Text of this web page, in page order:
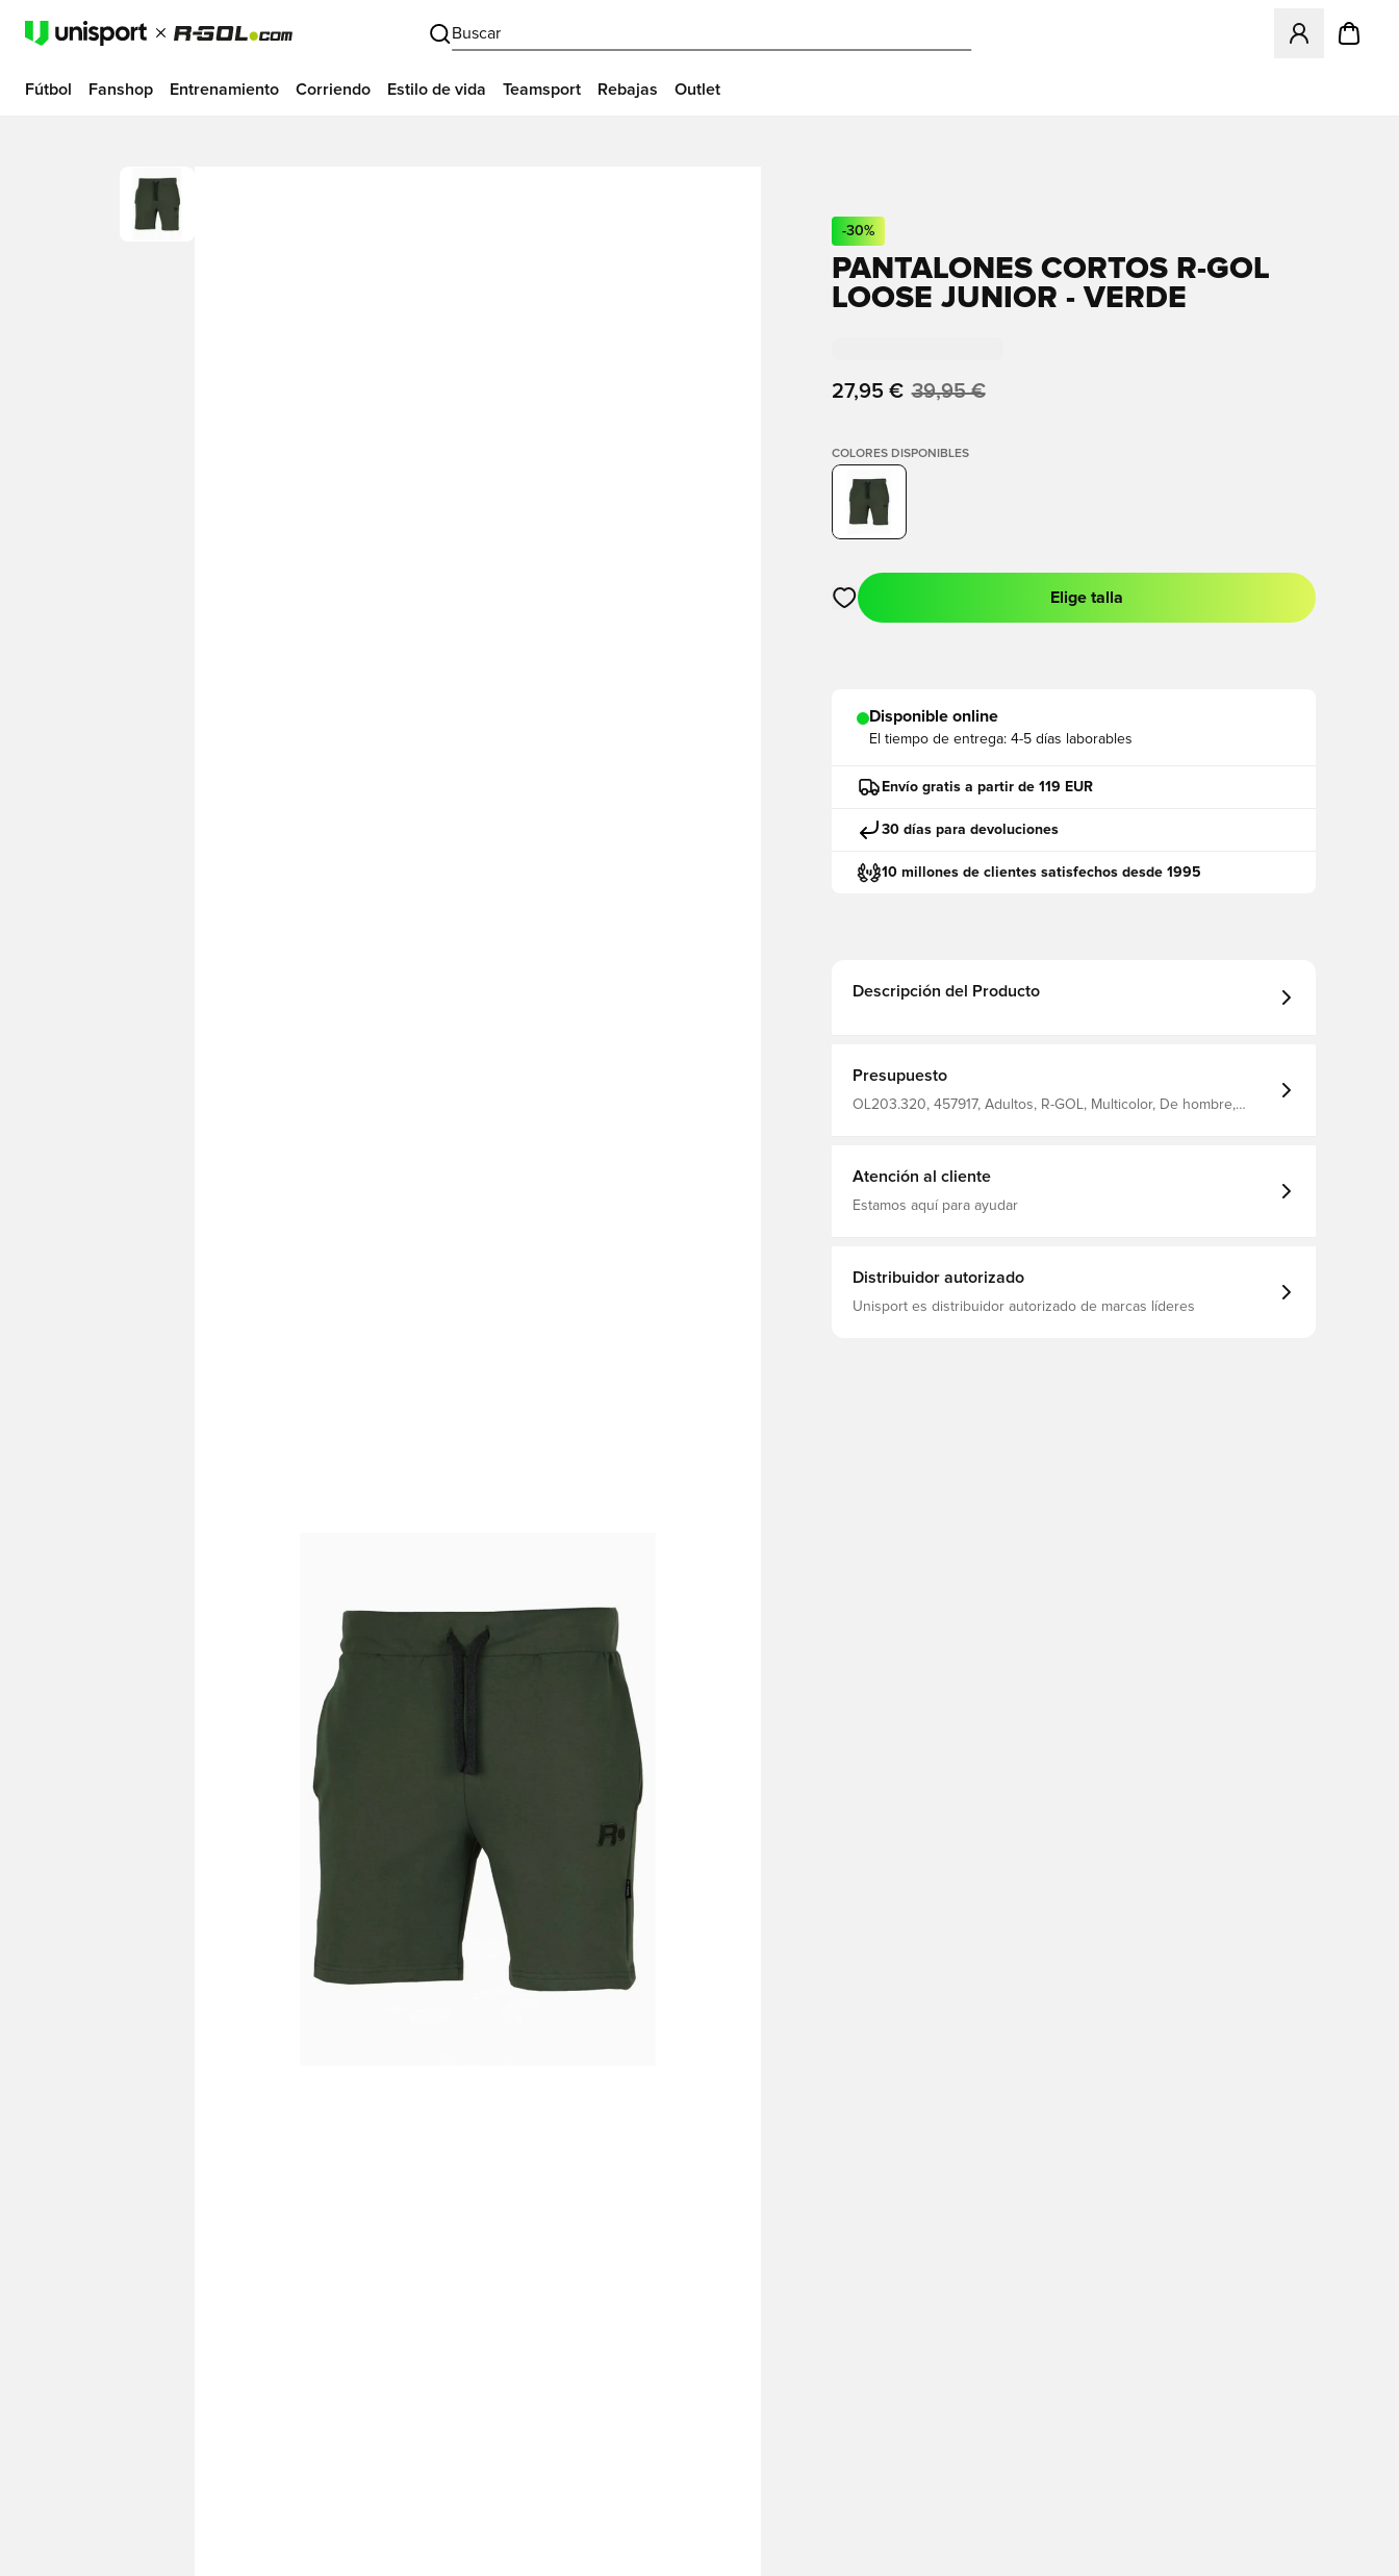
Buscar
Abre un modal
Fútbol Fanshop Entrenamiento Corriendo Estilo de vida Teamsport Rebajas Outlet
-30%
PANTALONES CORTOS R-GOL
LOOSE JUNIOR - VERDE
27,95 € 39,95 €
COLORES DISPONIBLES
Abre un modal para iniciar sesión o registrarse como miembro
Elige talla
Disponible online
El tiempo de entrega: 4-5 días laborables
Envío gratis a partir de 119 EUR
30 días para devoluciones
10 millones de clientes satisfechos desde 1995
Descripción del Producto
Presupuesto
OL203.320, 457917, Adultos, R-GOL, Multicolor, De hombre,
Atención al cliente
Estamos aquí para ayudar
Distribuidor autorizado
Unisport es distribuidor autorizado de marcas líderes